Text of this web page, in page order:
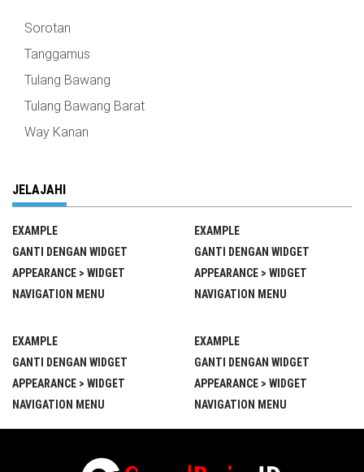
Sorotan
Tanggamus
Tulang Bawang
Tulang Bawang Barat
Way Kanan
JELAJAHI
EXAMPLE
GANTI DENGAN WIDGET
APPEARANCE > WIDGET
NAVIGATION MENU
EXAMPLE
GANTI DENGAN WIDGET
APPEARANCE > WIDGET
NAVIGATION MENU
EXAMPLE
GANTI DENGAN WIDGET
APPEARANCE > WIDGET
NAVIGATION MENU
EXAMPLE
GANTI DENGAN WIDGET
APPEARANCE > WIDGET
NAVIGATION MENU